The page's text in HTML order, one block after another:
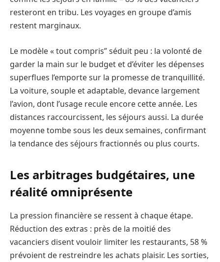
resteront en tribu. Les voyages en groupe d’amis
restent marginaux.
Le modèle « tout compris” séduit peu : la volonté de
garder la main sur le budget et d’éviter les dépenses
superflues l’emporte sur la promesse de tranquillité.
La voiture, souple et adaptable, devance largement
l’avion, dont l’usage recule encore cette année. Les
distances raccourcissent, les séjours aussi. La durée
moyenne tombe sous les deux semaines, confirmant
la tendance des séjours fractionnés ou plus courts.
Les arbitrages budgétaires, une
réalité omniprésente
La pression financière se ressent à chaque étape.
Réduction des extras : près de la moitié des
vacanciers disent vouloir limiter les restaurants, 58 %
prévoient de restreindre les achats plaisir. Les sorties,